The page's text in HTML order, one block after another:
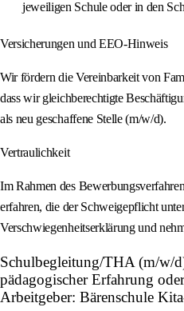
jeweiligen Schule oder in den
Versicherungen und EEO‑Hinweis
Wir fördern die Vereinbarkeit von
dass wir gleichberechtigte
als neu geschaffene Stelle (m/w/d).
Vertraulichkeit
Im Rahmen des
erfahren, die der Schweigepflicht
Verschwiegenheitserklärung und
Schulbegleitung/THA (m/w/
pädagogischer Erfahrung
Arbeitgeber: Bärenschule